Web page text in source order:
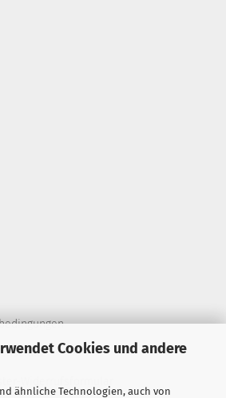
Cookies und andere
ähnliche Technologien, auch von